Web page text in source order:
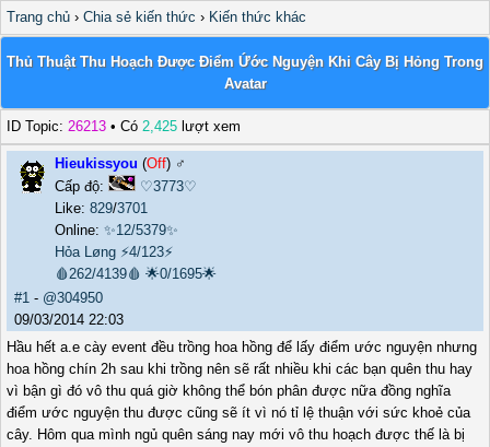
Trang chủ › Chia sẻ kiến thức › Kiến thức khác
Thủ Thuật Thu Hoạch Được Điểm Ứớc Nguyện Khi Cây Bị Hỏng Trong
Avatar
ID Topic: 26213 • Có 2,425 lượt xem
Hieukissyou (Off) ♂️
Cấp độ:
♡3773♡
Like: 829/3701
Online: ✨12/5379✨
Hỏa Løng ⚡4/123⚡
🩸262/4139🩸 🌟0/1695🌟
#1 - @304950
09/03/2014 22:03
Hầu hết a.e cày event đều trồng hoa hồng để lấy điểm ước nguyện nhưng
hoa hồng chín 2h sau khi trồng nên sẽ rất nhiều khi các bạn quên thu hay
vì bận gì đó vô thu quá giờ không thể bón phân được nữa đồng nghĩa
điểm ước nguyện thu được cũng sẽ ít vì nó tỉ lệ thuận với sức khoẻ của
cây. Hôm qua mình ngủ quên sáng nay mới vô thu hoạch được thế là bị